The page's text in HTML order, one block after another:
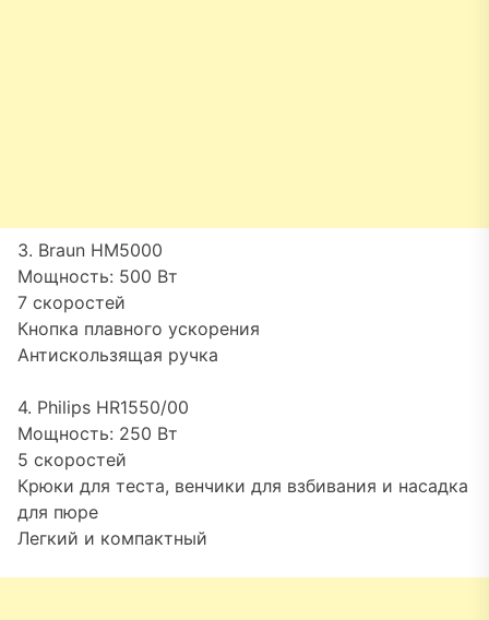
3. Braun HM5000
Мощность: 500 Вт
7 скоростей
Кнопка плавного ускорения
Антискользящая ручка
4. Philips HR1550/00
Мощность: 250 Вт
5 скоростей
Крюки для теста, венчики для взбивания и насадка
для пюре
Легкий и компактный